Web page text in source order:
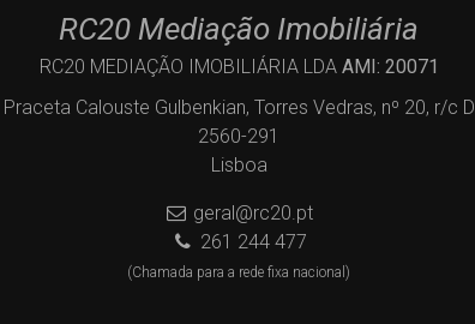
RC20 Mediação Imobiliária
RC20 MEDIAÇÃO IMOBILIÁRIA LDA AMI: 20071
Praceta Calouste Gulbenkian, Torres Vedras, nº 20, r/c D
2560-291
Lisboa
geral@rc20.pt
261 244 477
(Chamada para a rede fixa nacional)